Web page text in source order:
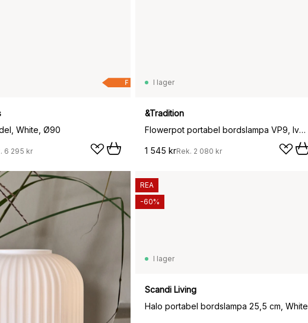
F
White, Ø90
6 295 kr
I lager
&Tradition
Flowerpot portabel bordslampa VP9, Ivory
1 545 krRek. 2 080 kr
I lager
Scandi Living
Halo portabel bordslampa 25,5 cm, White
REA
-60%